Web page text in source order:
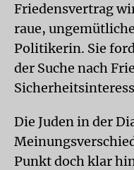
Friedensvertrag
raue,
Politikerin. Sie
der Suche nach
Die Juden in der
Punkt doch klar